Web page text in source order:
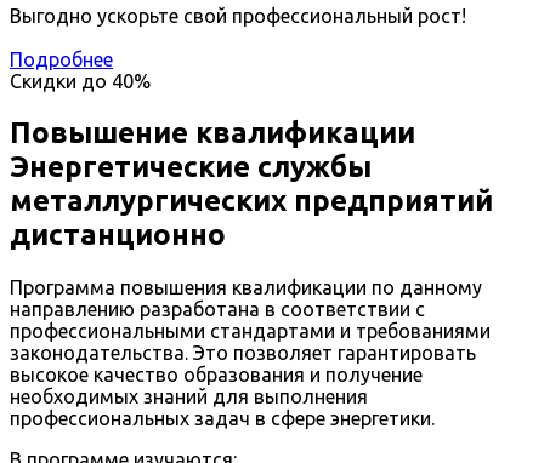
Выгодно ускорьте свой профессиональный рост!
Подробнее
Скидки до 40%
Повышение квалификации
Энергетические службы
металлургических предприятий
дистанционно
Программа повышения квалификации по данному
направлению разработана в соответствии с
профессиональными стандартами и требованиями
законодательства. Это позволяет гарантировать
высокое качество образования и получение
необходимых знаний для выполнения
профессиональных задач в сфере энергетики.